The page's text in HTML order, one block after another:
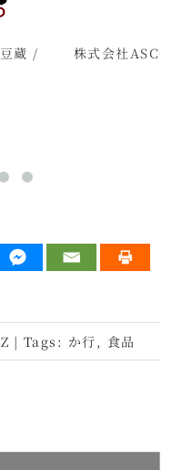
蔵 /
株式会社ASCO
| Tags: か行 , 食品